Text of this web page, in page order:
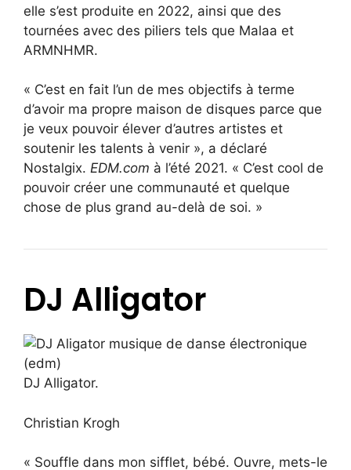
elle s’est produite en 2022, ainsi que des
tournées avec des piliers tels que Malaa et
ARMNHMR.
« C’est en fait l’un de mes objectifs à terme
d’avoir ma propre maison de disques parce que
je veux pouvoir élever d’autres artistes et
soutenir les talents à venir », a déclaré
Nostalgix. EDM.com à l’été 2021. « C’est cool de
pouvoir créer une communauté et quelque
chose de plus grand au-delà de soi. »
DJ Alligator
DJ Alligator.
Christian Krogh
« Souffle dans mon sifflet, bébé. Ouvre, mets-le